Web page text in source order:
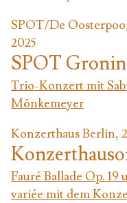
SPOT/De
2025
SPOT
Trio-Konzert mit
Mönkemeyer
Konzerthaus Berlin,
Fauré Ballade Op. 19
variée mit dem